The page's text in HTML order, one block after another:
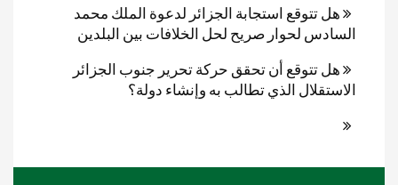
هل تتوقع استجابة الجزائر لدعوة الملك محمد
السادس لحوار صريح لحل الخلافات بين البلدين
هل تتوقع أن تحقق حركة تحرير جنوب الجزائر
الاستقلال الذي تطالب به وإنشاء دولة؟